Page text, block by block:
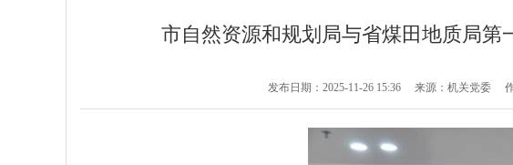
市自然资源和规划局与省煤田地质局
发布日期：2025-11-26 15:36 来源：机关党委